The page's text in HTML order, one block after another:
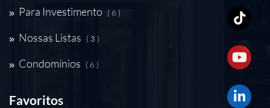
Para Investimento ( 6 )
Nossas Listas ( 3 )
Condomínios ( 6 )
Favoritos